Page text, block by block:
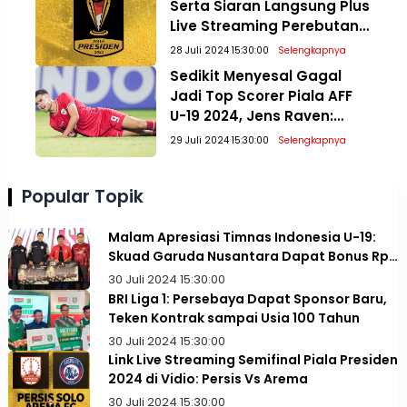
Serta Siaran Langsung Plus
Live Streaming Perebutan
Posisi Tiga dan Final Piala
Presiden 2024
28 Juli 2024 15:30:00 Selengkapnya
Sedikit Menyesal Gagal
Jadi Top Scorer Piala AFF
U-19 2024, Jens Raven:
Paling Penting Juara!
29 Juli 2024 15:30:00 Selengkapnya
Popular Topik
Malam Apresiasi Timnas Indonesia U-19:
Skuad Garuda Nusantara Dapat Bonus Rp1
Miliar
30 Juli 2024 15:30:00
BRI Liga 1: Persebaya Dapat Sponsor Baru,
Teken Kontrak sampai Usia 100 Tahun
30 Juli 2024 15:30:00
Link Live Streaming Semifinal Piala Presiden
2024 di Vidio: Persis Vs Arema
30 Juli 2024 15:30:00